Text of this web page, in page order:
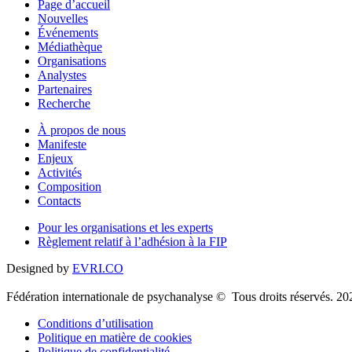
Page d’accueil
Nouvelles
Événements
Médiathèque
Organisations
Analystes
Partenaires
Recherche
À propos de nous
Manifeste
Enjeux
Activités
Composition
Contacts
Pour les organisations et les experts
Règlement relatif à l’adhésion à la FIP
Designed by EVRI.CO
Fédération internationale de psychanalyse © Tous droits réservés.
Conditions d’utilisation
Politique en matière de cookies